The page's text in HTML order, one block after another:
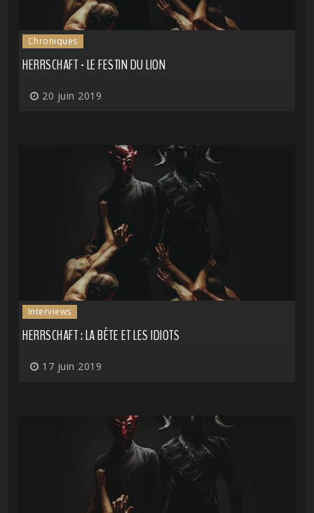
Chroniques
HERRSCHAFT - LE FESTIN DU LION
20 juin 2019
Interviews
HERRSCHAFT : LA BÊTE ET LES IDIOTS
17 juin 2019